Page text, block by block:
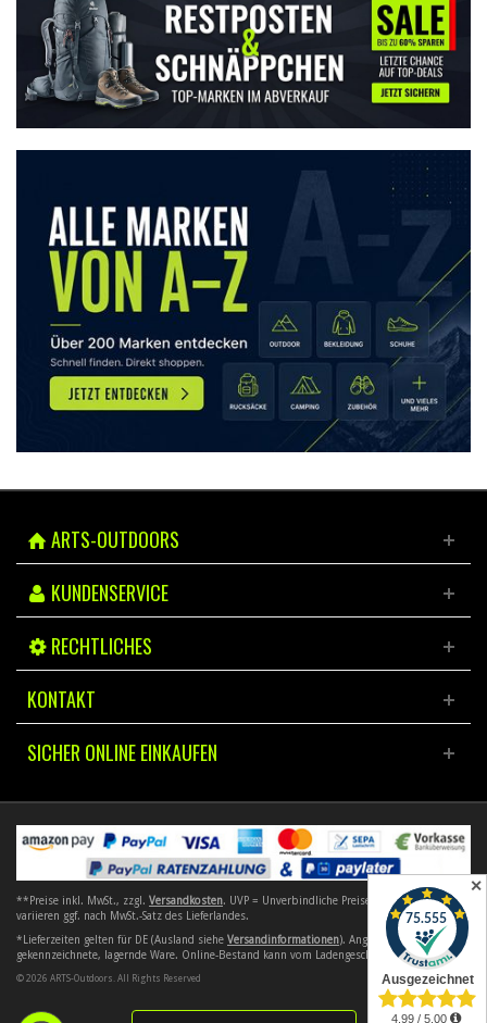
ARTS-OUTDOORS
KUNDENSERVICE
RECHTLICHES
KONTAKT
SICHER ONLINE EINKAUFEN
**Preise inkl. MwSt., zzgl. Versandkosten. UVP = Unverbindliche Preisempfehlung. Preise
variieren ggf. nach MwSt.-Satz des Lieferlandes.
*Lieferzeiten gelten für DE (Ausland siehe Versandinformationen). Angebote gelten nur für
gekennzeichnete, lagernde Ware. Online-Bestand kann vom Ladengeschäft abweichen.
© 2026 ARTS-Outdoors. All Rights Reserved
✕